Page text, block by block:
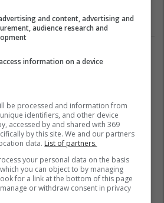
15/05/2018
2
and content, advertising and
audience research and
information on a device
be processed and information from
identifiers, and other device
accessed by and shared with 369
by this site. We and our partners
data. List of partners.
your personal data on the basis
you can object to by managing
for a link at the bottom of this page
or withdraw consent in privacy